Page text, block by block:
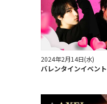
2024年2月14日(水)
バレンタインイベント